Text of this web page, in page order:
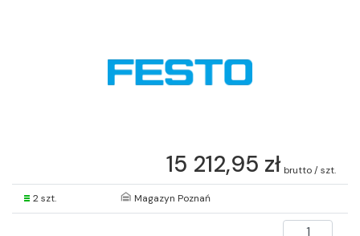
15 212,95 zł brutto / szt.
2 szt. Magazyn Poznań